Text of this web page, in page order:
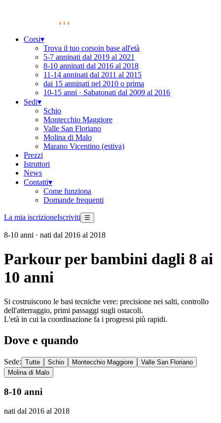
Corsi▾
Trova il tuo corsoin base all'età
5-7 anninati dal 2019 al 2021
8-10 anninati dal 2016 al 2018
11-14 anninati dal 2011 al 2015
dai 15 anninati nel 2010 o prima
10-15 anni · Sabatonati dal 2009 al 2016
Sedi▾
Schio
Montecchio Maggiore
Valle San Floriano
Molina di Malo
Marano Vicentino (estiva)
Prezzi
Istruttori
News
Contatti▾
Come funziona
Domande frequenti
La mia iscrizioneIscriviti ☰
8-10 anni · nati dal 2016 al 2018
Parkour per bambini dagli 8 ai
10 anni
Si costruiscono le basi tecniche vere: precisione nei salti, controllo
dell'atterraggio, primi passaggi sugli ostacoli.
L'età in cui la coordinazione fa i progressi più rapidi.
Dove e quando
Sede: Tutte Schio Montecchio Maggiore
Valle San Floriano
Molina di Malo
8-10 anni
nati dal 2016 al 2018